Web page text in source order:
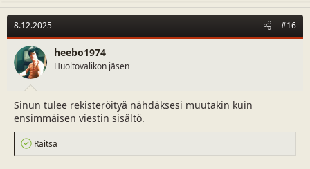
c
t
i
o
n
s
:
8.12.2025 #16
heebo1974
Huoltovalikon jäsen
Sinun tulee rekisteröityä nähdäksesi muutakin kuin
ensimmäisen viestin sisältö.
R
e
Raitsa